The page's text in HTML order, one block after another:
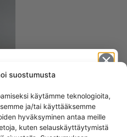
suostumusta
käytämme teknologioita,
ja/tai käyttääksemme
hyväksyminen antaa meille
kuten selauskäyttäytymistä
Iittala Kastehelmi
tarjoilukulho, harmaa
-5%
off?